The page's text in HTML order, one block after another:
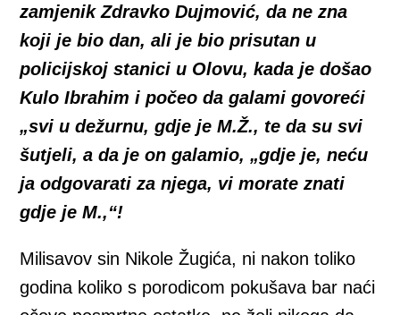
zamjenik Zdravko Dujmović, da ne zna
koji je bio dan, ali je bio prisutan u
policijskoj stanici u Olovu, kada je došao
Kulo Ibrahim i počeo da galami govoreći
„svi u dežurnu, gdje je M.Ž., te da su svi
šutjeli, a da je on galamio, „gdje je, neću
ja odgovarati za njega, vi morate znati
gdje je M.,“!
Milisavov sin Nikole Žugića, ni nakon toliko
godina koliko s porodicom pokušava bar naći